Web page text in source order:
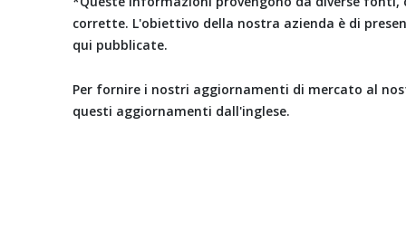
corrette. L'obiettivo della nostra azienda è di
qui pubblicate.
Per fornire i nostri aggiornamenti di mercato al
questi aggiornamenti dall'inglese.